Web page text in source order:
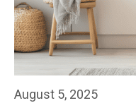
August 5, 2025